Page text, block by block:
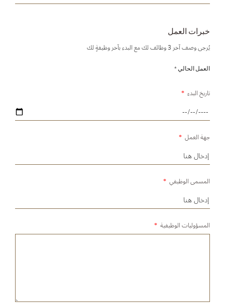
خبرات العمل
يُرجى وصف آخر 3 وظائف لك مع البدء بآخر وظيفةٍ لك
العمل الحالي *
تاريخ البدء *
جهة العمل *
المسمى الوظيفي *
المسؤوليات الوظيفية *